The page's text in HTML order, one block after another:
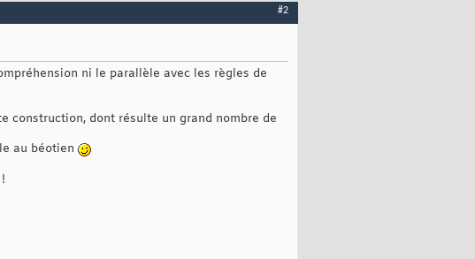
#2
ni le parallèle avec les règles de
construction, dont résulte un grand nombre de
au béotien
!